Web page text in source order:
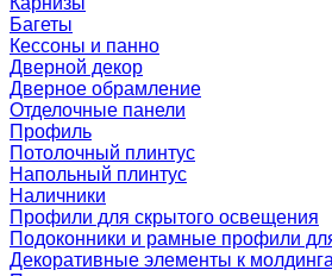
Багеты
Кессоны и панно
Дверной декор
Дверное обрамление
Отделочные панели
Профиль
Потолочный плинтус
Напольный плинтус
Наличники
Профили для скрытого освещения
Подоконники и рамные профили
Декоративные элементы к